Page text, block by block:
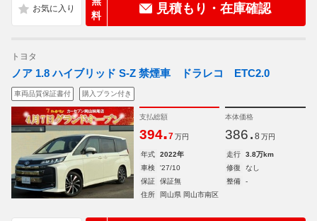
料
見積もり・在庫確認
トヨタ
ノア 1.8 ハイブリッド S-Z 禁煙車 ドラレコ ETC2.0
車両品質保証書付 購入プラン付き
支払総額
394.7 万円
本体価格
386. 8 万円
年式 2022年 走行
3.8万km
車検
'27/10 修復
なし
保証
保証無 整備
-
住所
岡山県 岡山市南区